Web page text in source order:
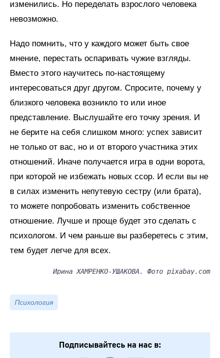
изменились. Но переделать взрослого человека
невозможно.
Надо помнить, что у каждого может быть свое
мнение, перестать оспаривать чужие взгляды.
Вместо этого научитесь по-настоящему
интересоваться друг другом. Спросите, почему у
близкого человека возникло то или иное
представление. Выслушайте его точку зрения. И
не берите на себя слишком много: успех зависит
не только от вас, но и от второго участника этих
отношений. Иначе получается игра в одни ворота,
при которой не избежать новых ссор. И если вы не
в силах изменить непутевую сестру (или брата),
то можете попробовать изменить собственное
отношение. Лучше и проще будет это сделать с
психологом. И чем раньше вы разберетесь с этим,
тем будет легче для всех.
Ирина ХАМРЕНКО-УШАКОВА. Фото pixabay.com
Психология
Подписывайтесь на нас в: